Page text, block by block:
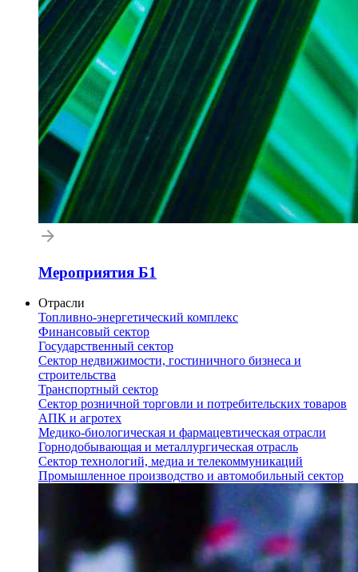
Мероприятия Б1
Отрасли
Топливно-энергетический комплекс
Финансовый сектор
Государственный сектор
Сектор недвижимости, гостиничного бизнеса и
строительства
Транспортный сектор
Сектор розничной торговли и потребительских товаров
АПК и агротех
Медико-биологическая и фармацевтическая отрасли
Горнодобывающая и металлургическая отрасль
Сектор технологий, медиа и телекоммуникаций
Промышленное производство и автомобильный сектор